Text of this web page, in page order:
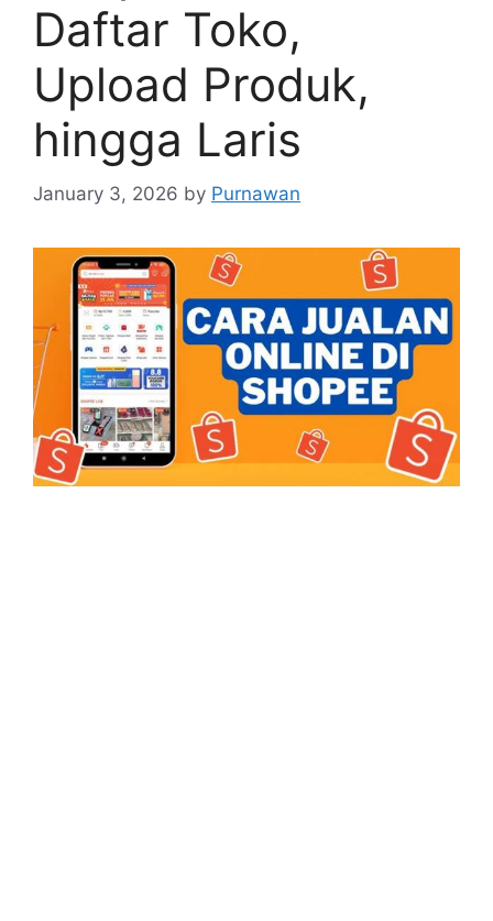
Daftar Toko,
Upload Produk,
hingga Laris
January 3, 2026 by Purnawan